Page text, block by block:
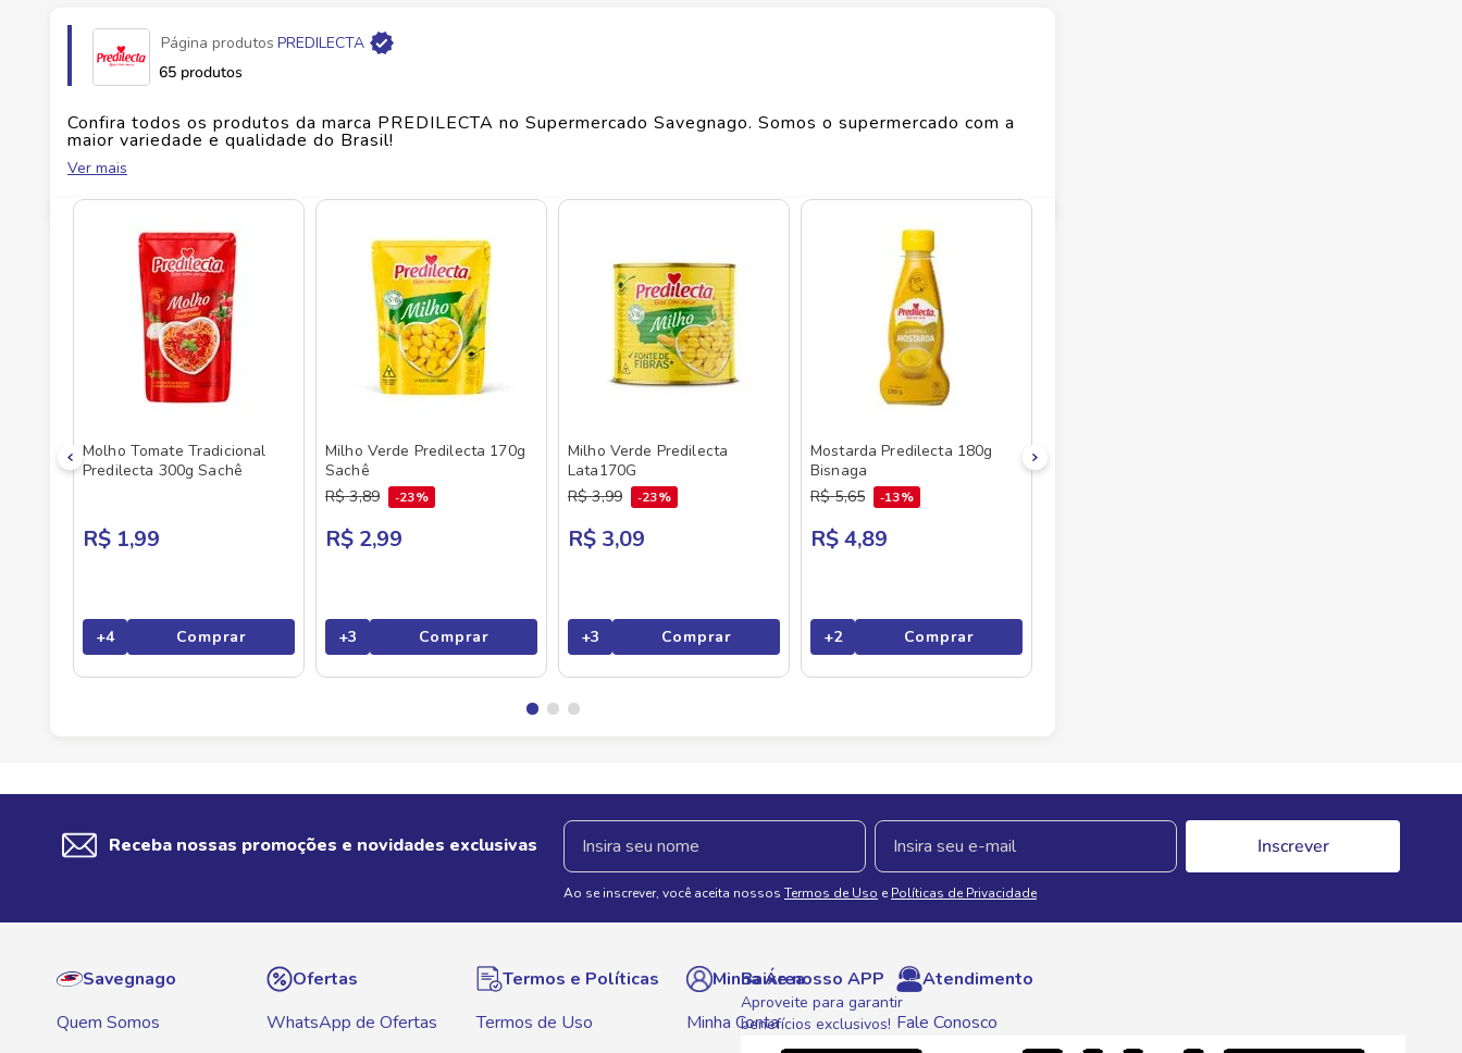
Fabricante PREDILECTA ALIMENTOS
EAN 7896292334298
Id do produto
Comprimento 11
Página produtos PREDILECTA
65 produtos
Confira todos os produtos da marca PREDILECTA no Supermercado Savegnago. Somos o supermercado com a
maior variedade e qualidade do Brasil!
No Savegnago, você encontra uma ampla seleção de produtos
Ver mais
Molho Tomate Tradicional
Predilecta 300g Sachê
R$ 1,99
+4 Comprar
Milho Verde Predilecta 170g
Sachê
R$ 3,89 23%
R$ 2,99
+3 Comprar
Milho Verde Predilecta
Lata170G
R$ 3,99 23%
R$ 3,09
+3 Comprar
Mostarda Predilecta 180g
Bisnaga
R$ 5,65 13%
R$ 4,89
+2 Comprar
Receba nossas promoções e novidades exclusivas Inscrever
Ao se inscrever, você aceita nossos Termos de Uso e Políticas de Privacidade
Savegnago
Quem Somos
Ofertas
WhatsApp de Ofertas
Termos e Políticas
Termos de Uso
Minha Área
Minha Conta
Atendimento
Fale Conosco
Baixe nosso APP
Aproveite para garantir
benefícios exclusivos!